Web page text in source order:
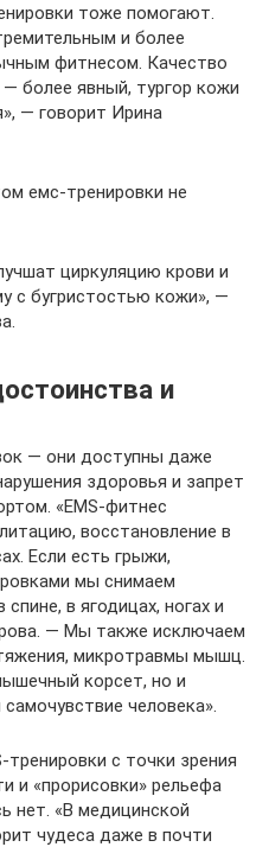
тоже помогают.
и более
фитнесом. Качество
более явный, тургор кожи
— говорит Ирина
емс-тренировки не
циркуляцию крови и
с бугристостью кожи», —
и
— они доступны даже
здоровья и запрет
«EMS-фитнес
восстановление в
Если есть грыжи,
мы снимаем
в ягодицах, ногах и
— Мы также исключаем
микротравмы мышц.
корсет, но и
человека».
с точки зрения
и «прорисовки» рельефа
нет. «В медицинской
чудеса даже в почти